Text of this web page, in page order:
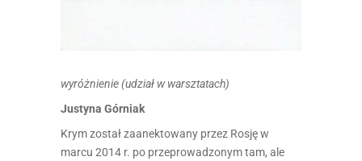
wyróżnienie (udział w warsztatach)
Justyna Górniak
Krym został zaanektowany przez Rosję w
marcu 2014 r. po przeprowadzonym tam, ale